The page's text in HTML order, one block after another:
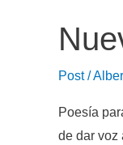
Post/
Poesía
de dar voz